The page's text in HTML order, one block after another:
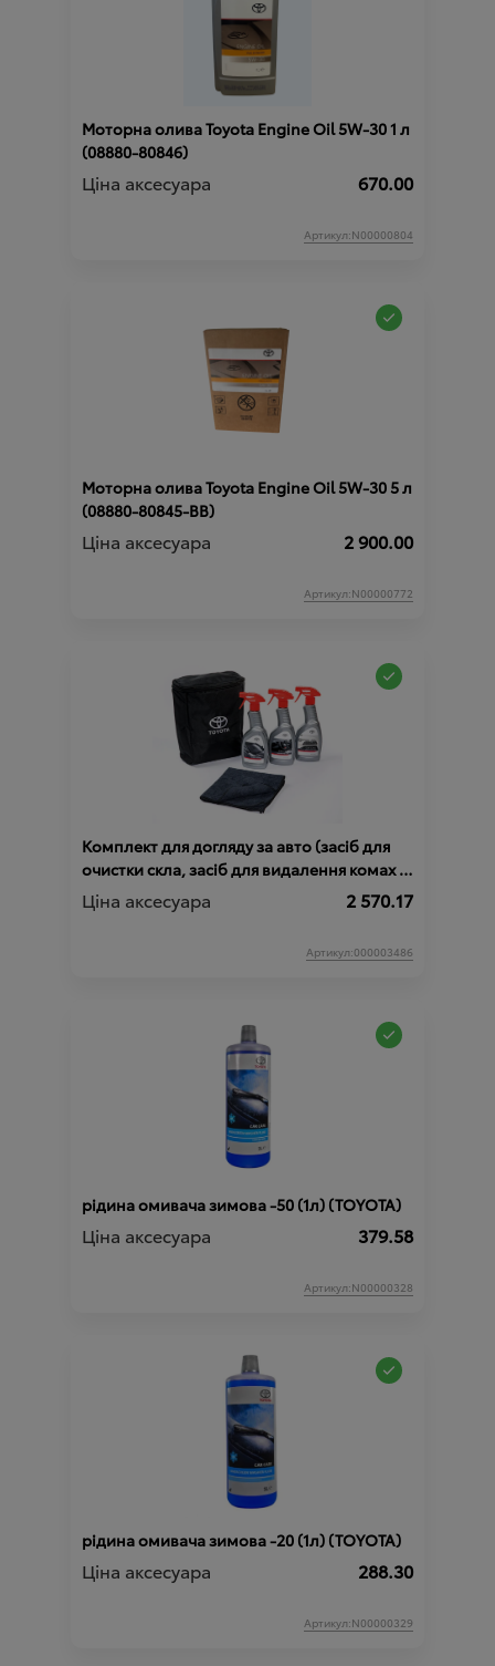
Моторна олива Toyota Engine Oil 5W-30 1 л
(08880-80846)
Ціна аксесуара 670.00
Артикул:N00000804
Моторна олива Toyota Engine Oil 5W-30 5 л
(08880-80845-BB)
Ціна аксесуара 2 900.00
Артикул:N00000772
Комплект для догляду за авто (засіб для
очистки скла, засіб для видалення комах з
кузова, засіб для догляду за пластиком в
салоні)
Ціна аксесуара 2 570.17
Артикул:000003486
рідина омивача зимова -50 (1л) (TOYOTA)
Ціна аксесуара 379.58
Артикул:N00000328
рідина омивача зимова -20 (1л) (TOYOTA)
Ціна аксесуара 288.30
Артикул:N00000329